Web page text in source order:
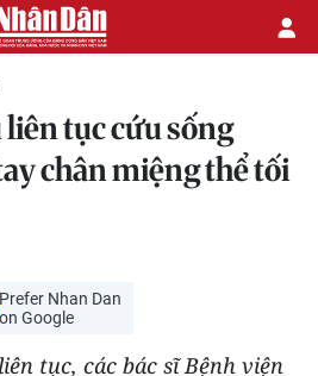
tục cứu sống
chân miệng thể tối
Prefer Nhan Dan
on Google
tục, các bác sĩ Bệnh viện